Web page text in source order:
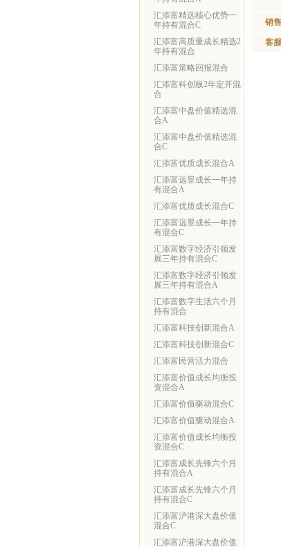
汇添富精选核心优势一
年持有混合C
汇添富高质量成长精选2
年持有混合
汇添富策略回报混合
汇添富科创板2年定开混
合
汇添富中盘价值精选混
合A
汇添富中盘价值精选混
合C
汇添富优质成长混合A
汇添富远景成长一年持
有混合A
汇添富优质成长混合C
汇添富远景成长一年持
有混合C
汇添富数字经济引领发
展三年持有混合C
汇添富数字经济引领发
展三年持有混合A
汇添富数字生活六个月
持有混合
汇添富科技创新混合A
汇添富科技创新混合C
汇添富民营活力混合
汇添富价值成长均衡投
资混合A
汇添富价值驱动混合C
汇添富价值驱动混合A
汇添富价值成长均衡投
资混合C
汇添富成长先锋六个月
持有混合A
汇添富成长先锋六个月
持有混合C
汇添富沪港深大盘价值
混合C
汇添富沪港深大盘价值
销
客